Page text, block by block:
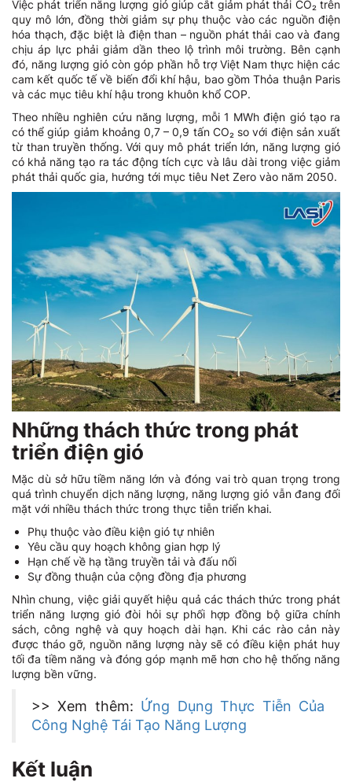
Việc phát triển năng lượng gió giúp cắt giảm phát thải CO₂ trên
quy mô lớn, đồng thời giảm sự phụ thuộc vào các nguồn điện
hóa thạch, đặc biệt là điện than – nguồn phát thải cao và đang
chịu áp lực phải giảm dần theo lộ trình môi trường. Bên cạnh
đó, năng lượng gió còn góp phần hỗ trợ Việt Nam thực hiện các
cam kết quốc tế về biến đổi khí hậu, bao gồm Thỏa thuận Paris
và các mục tiêu khí hậu trong khuôn khổ COP.
Theo nhiều nghiên cứu năng lượng, mỗi 1 MWh điện gió tạo ra
có thể giúp giảm khoảng 0,7 – 0,9 tấn CO₂ so với điện sản xuất
từ than truyền thống. Với quy mô phát triển lớn, năng lượng gió
có khả năng tạo ra tác động tích cực và lâu dài trong việc giảm
phát thải quốc gia, hướng tới mục tiêu Net Zero vào năm 2050.
Những thách thức trong phát
triển điện gió
Mặc dù sở hữu tiềm năng lớn và đóng vai trò quan trọng trong
quá trình chuyển dịch năng lượng, năng lượng gió vẫn đang đối
mặt với nhiều thách thức trong thực tiễn triển khai.
Phụ thuộc vào điều kiện gió tự nhiên
Yêu cầu quy hoạch không gian hợp lý
Hạn chế về hạ tầng truyền tải và đấu nối
Sự đồng thuận của cộng đồng địa phương
Nhìn chung, việc giải quyết hiệu quả các thách thức trong phát
triển năng lượng gió đòi hỏi sự phối hợp đồng bộ giữa chính
sách, công nghệ và quy hoạch dài hạn. Khi các rào cản này
được tháo gỡ, nguồn năng lượng này sẽ có điều kiện phát huy
tối đa tiềm năng và đóng góp mạnh mẽ hơn cho hệ thống năng
lượng bền vững.
>> Xem thêm: Ứng Dụng Thực Tiễn Của
Công Nghệ Tái Tạo Năng Lượng
Kết luận